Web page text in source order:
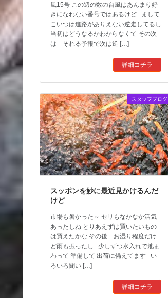
風15号 この辺の数の台風はあんまり好
きになれない番号ではあるけど まして
こいつは進路がありえない逆走してるし
当初はどうなるかわからなくて その次
は それる予報で次は逆 […]
詳細コチラ
スタッフブログ
スッポンを妙に最近見かけるんだ
けど
市場も暑かった～ セリもなかなか活気
あったしね とりあえずは買いたいもの
は買えたかな その後 お湿り程度だけ
ど雨も振ったし 少しずつ水入れで池ま
わって 準備して 出荷に備えてます い
ろいろ聞い […]
詳細コチラ